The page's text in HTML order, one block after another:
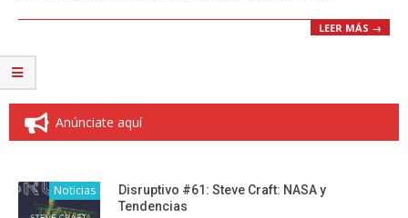
LEER MÁS →
Anúnciate aquí
Noticias
Disruptivo #61: Steve Craft: NASA y
Tendencias